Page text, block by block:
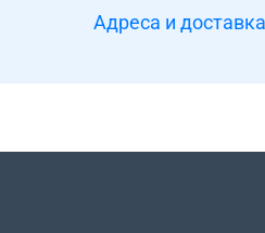
Адреса и доставка